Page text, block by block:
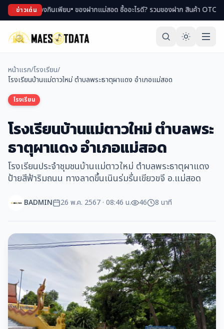
ข่าวเด่น
ม่า ของกินเพียบ• ของฝากแม่สอด ซื้ออะไรดี? รวมของฝาก สินค้า OTOP ขึ้นชื่อ•
หน้าแรก/โรงเรียน/
โรงเรียนบ้านแม่ตาวใหม่ ตำบลพระธาตุผาแดง อำเภอแม่สอด
โรงเรียน
โรงเรียนบ้านแม่ตาวใหม่ ตำบลพระ
ธาตุผาแดง อำเภอแม่สอด
โรงเรียนประจำชุมชนบ้านแม่ตาวใหม่ ตำบลพระธาตุผาแดง
ป้ายสีฟ้าริมถนน ทางลาดขึ้นเนินร่มรื่นเขียวขจี อ.แม่สอด
BADMIN 26 พ.ค. 2567 · 08:46 น. 46 8 นาที